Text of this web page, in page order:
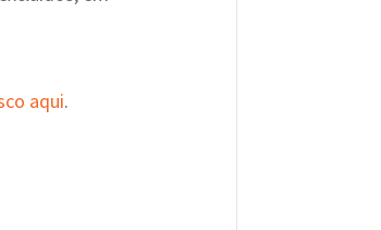
aqui.